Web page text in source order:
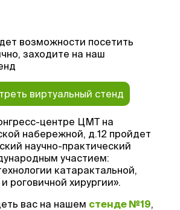
возможности посетить
заходите на наш
виртуальный стенд
центре ЦМТ на
набережной, д.12 пройдет
научно-практический
участием:
катарактальной,
роговичной хирургии».
вас на нашем стенде №19,